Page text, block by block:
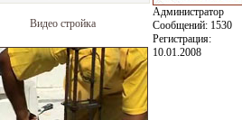
Видео стройка
Администратор
Сообщений: 1530
Регистрация:
10.01.2008